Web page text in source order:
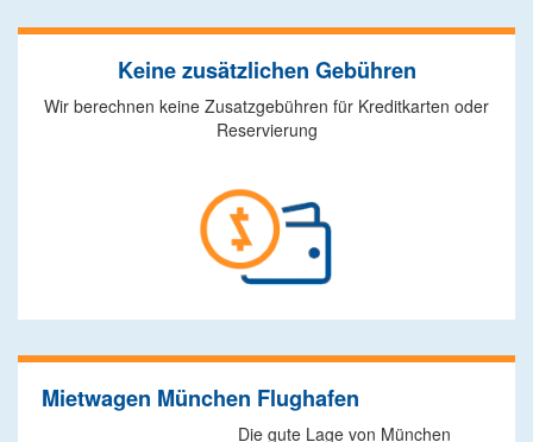
Keine zusätzlichen Gebühren
Wir berechnen keine Zusatzgebühren für Kreditkarten oder
Reservierung
Mietwagen München Flughafen
Die gute Lage von München